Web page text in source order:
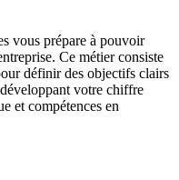
vous prépare à pouvoir
Ce métier consiste
définir des objectifs clairs
votre chiffre
et compétences en